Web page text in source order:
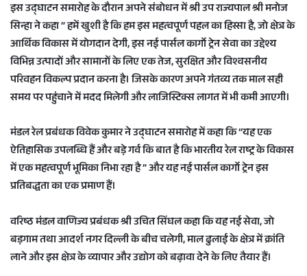
इस उद्घाटन समारोह के दौरान अपने संबोधन में श्री उप राज्यपाल श्री मनोज
सिन्हा ने कहा ” हमें खुशी है कि हम इस महत्वपूर्ण पहल का‌ हिस्सा है, जो क्षेत्र के
आर्थिक विकास में योगदान देगी, इस नई पार्सल कार्गो ट्रेन सेवा का उद्देश्य
विभिन्न उत्पादों और सामानों के लिए एक तेज, सुरक्षित और विश्वसनीय
परिवहन विकल्प प्रदान करना है। जिसके कारण अपने गंतव्य तक माल सही
समय पर पहुंचाने में मदद मिलेगी और लाजिस्टिक्स लागत में भी कमी आएगी।
मंडल रेल प्रबंधक विवेक कुमार ने उद्घाटन समारोह में कहा कि “यह एक
ऐतिहासिक उपलब्धि हैं और बड़े गर्व कि बात है कि भारतीय रेल राष्ट्र के विकास
में एक महत्वपूर्ण भूमिका निभा रहा है ” और यह नई पार्सल कार्गो ट्रेन इस
प्रतिबद्धता का एक प्रमाण हैं।
वरिष्ठ मंडल वाणिज्य प्रबंधक श्री उचित सिंघल कहा कि यह नई सेवा, जो
बड़गाम तथा आदर्श नगर दिल्ली के बीच चलेगी, माल ढुलाई के क्षेत्र में क्रांति
लाने और इस क्षेत्र के व्यापार और उद्योग को बढ़ावा देने के लिए तैयार हैं।